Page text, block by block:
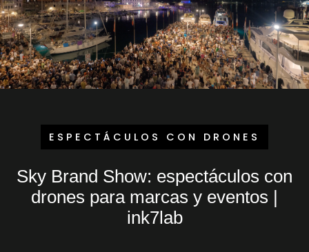
ESPECTÁCULOS CON DRONES
Sky Brand Show: espectáculos con
drones para marcas y eventos |
ink7lab